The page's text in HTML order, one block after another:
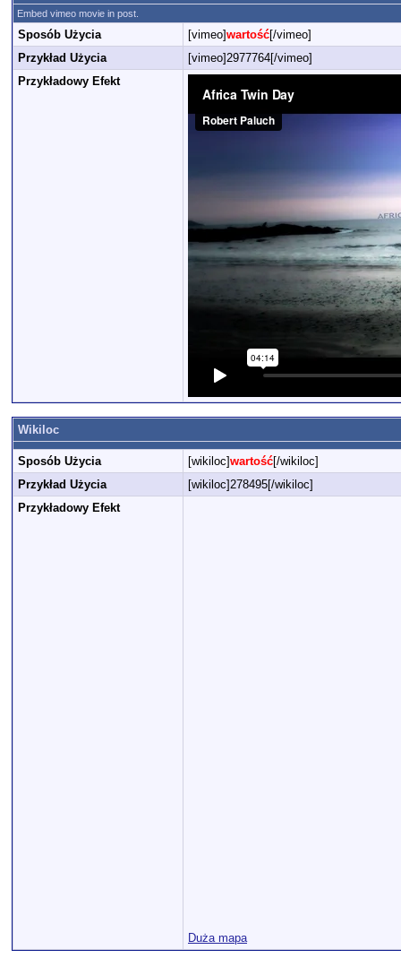
Embed vimeo movie in post.
Sposób Użycia [vimeo]wartość[/vimeo]
Przykład Użycia
[vimeo]2977764[/vimeo]
Przykładowy Efekt
Wikiloc
Sposób Użycia [wikiloc]wartość[/wikiloc]
Przykład Użycia
[wikiloc]278495[/wikiloc]
Przykładowy Efekt
Duża mapa